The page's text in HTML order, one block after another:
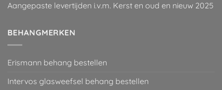
Aangepaste levertijden i.v.m. Kerst en oud en nieuw 2025
BEHANGMERKEN
Erismann behang bestellen
Intervos glasweefsel behang bestellen